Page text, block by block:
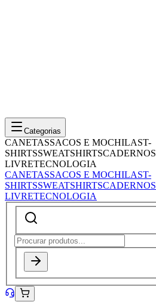
Categorias
CANETASSACOS E MOCHILAST-
SHIRTSSWEATSHIRTSCADERNOS
LIVRETECNOLOGIA
CANETASSACOS E MOCHILAST-
SHIRTSSWEATSHIRTSCADERNOS
LIVRETECNOLOGIA